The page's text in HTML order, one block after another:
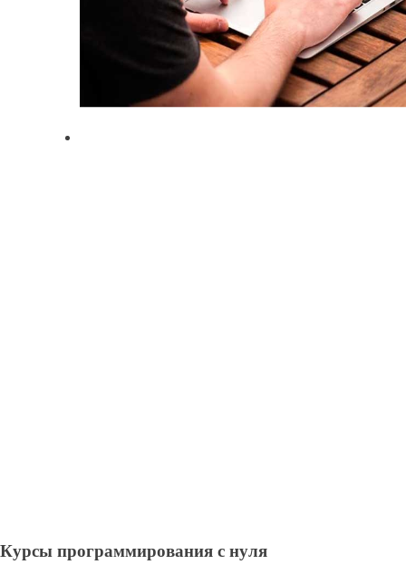
Курсы программирования с нуля